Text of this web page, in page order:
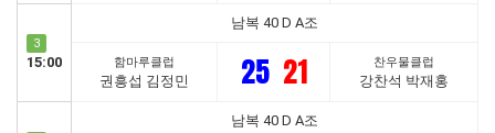
3
15:00
남복 40 D A조
함마루클럽
권흥섭 김정민 25 21 찬우물클럽
강찬석 박재홍
남복 40 D A조